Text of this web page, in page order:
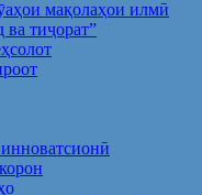
мақолаҳои илмӣ
тиҷорат”